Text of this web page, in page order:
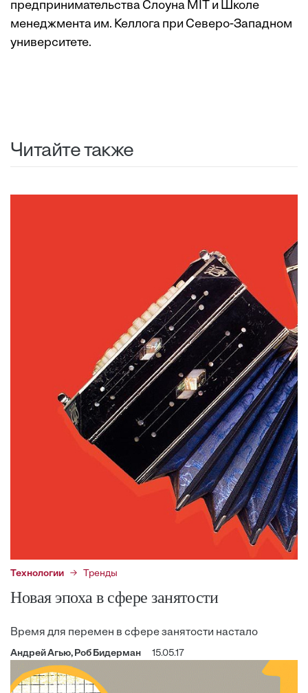
предпринимательства Слоуна MIT и Школе
менеджмента им. Келлога при Северо-Западном
университете.
Читайте также
Технологии Тренды
Новая эпоха в сфере занятости
Время для перемен в сфере занятости настало
Андрей Агью, Роб Бидерман 15.05.17